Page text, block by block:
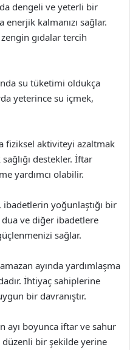
dengeli ve yeterli bir
kalmanızı sağlar.
gıdalar tercih
su tüketimi oldukça
yeterince su içmek,
fiziksel aktiviteyi azaltmak
destekler. İftar
yardımcı olabilir.
yoğunlaştığı bir
ve diğer ibadetlere
sağlar.
ayında yardımlaşma
İhtiyaç sahiplerine
bir davranıştır.
ayı boyunca iftar ve sahur
bir şekilde yerine